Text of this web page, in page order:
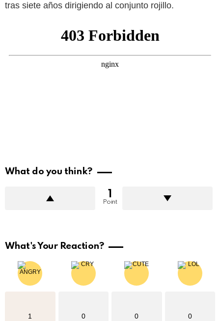
tras siete años dirigiendo al conjunto rojillo.
What do you think?
Point
What's Your Reaction?
1 0 0 0